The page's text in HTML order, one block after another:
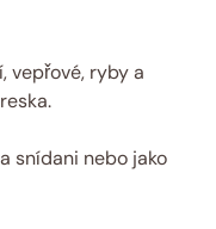
vepřové, ryby a
snídani nebo jako